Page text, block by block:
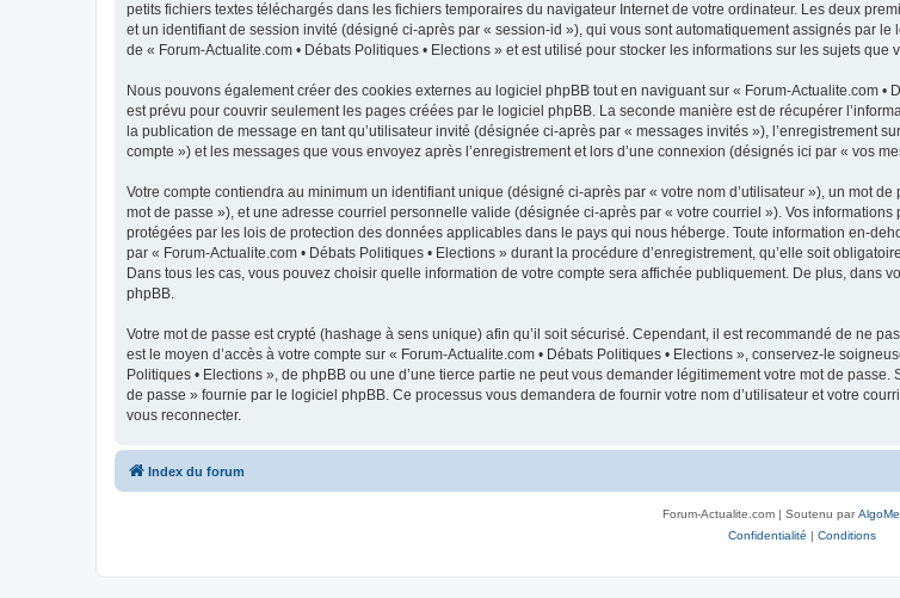
petits fichiers textes téléchargés dans les fichiers temporaires du navigateur Internet de votre ordinateur. Les deux
et un identifiant de session invité (désigné ci-après par « session-id »), qui vous sont automatiquement assignés par
de « Forum-Actualite.com • Débats Politiques • Elections » et est utilisé pour stocker les informations sur les sujets
Nous pouvons également créer des cookies externes au logiciel phpBB tout en naviguant sur « Forum-Actualite.com
est prévu pour couvrir seulement les pages créées par le logiciel phpBB. La seconde manière est de récupérer
la publication de message en tant qu’utilisateur invité (désignée ci-après par « messages invités »), l’enregistrement
compte ») et les messages que vous envoyez après l’enregistrement et lors d’une connexion (désignés ici par « vos
Votre compte contiendra au minimum un identifiant unique (désigné ci-après par « votre nom d’utilisateur »), un mot
mot de passe »), et une adresse courriel personnelle valide (désignée ci-après par « votre courriel »). Vos
protégées par les lois de protection des données applicables dans le pays qui nous héberge. Toute information en-
par « Forum-Actualite.com • Débats Politiques • Elections » durant la procédure d’enregistrement, qu’elle soit
Dans tous les cas, vous pouvez choisir quelle information de votre compte sera affichée publiquement. De plus, dans
phpBB.
Votre mot de passe est crypté (hashage à sens unique) afin qu’il soit sécurisé. Cependant, il est recommandé de ne
est le moyen d’accès à votre compte sur « Forum-Actualite.com • Débats Politiques • Elections », conservez-le
Politiques • Elections », de phpBB ou une d’une tierce partie ne peut vous demander légitimement votre mot de
de passe » fournie par le logiciel phpBB. Ce processus vous demandera de fournir votre nom d’utilisateur et votre
vous reconnecter.
Index du forum
Forum-Actualite.com | Soutenu par
Confidentialité | Conditions